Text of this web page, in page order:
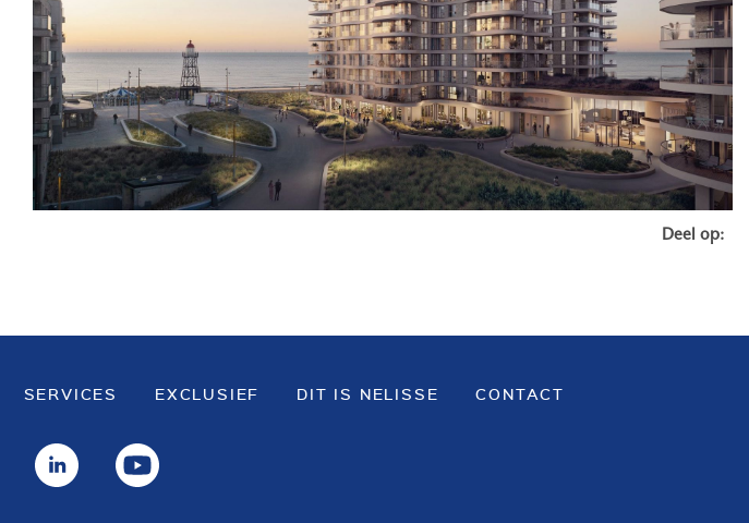
Deel op:
SERVICES EXCLUSIEF DIT IS NELISSE CONTACT